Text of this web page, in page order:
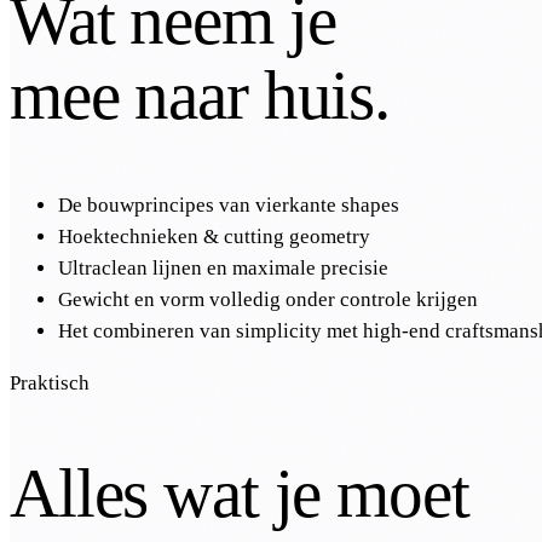
Wat neem je
mee naar huis.
De bouwprincipes van vierkante shapes
Hoektechnieken & cutting geometry
Ultraclean lijnen en maximale precisie
Gewicht en vorm volledig onder controle krijgen
Het combineren van simplicity met high-end
Praktisch
Alles wat je moet